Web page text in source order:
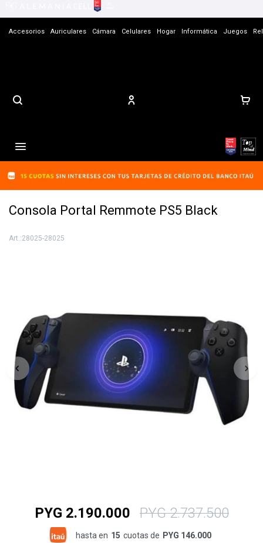
Accesorios Auriculares Cámara Celulares Hogar Informática Juegos

Consola Portal Remmote PS5 Black
28025-28025
PYG 2.190.000 PYG 2.737.500
hasta en 15 cuotas de PYG 146.000